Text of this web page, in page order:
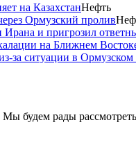
на КазахстанНефть
Ормузский пролив
и пригрозил
на Ближнем
за ситуации в Ормузском
Мы будем рады